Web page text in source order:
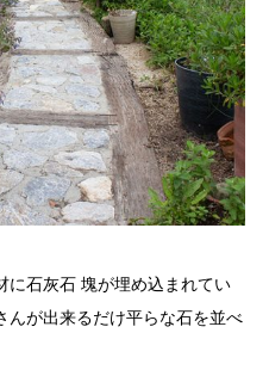
に石灰石 塊が埋め込まれてい
んが出来るだけ平らな石を並べ